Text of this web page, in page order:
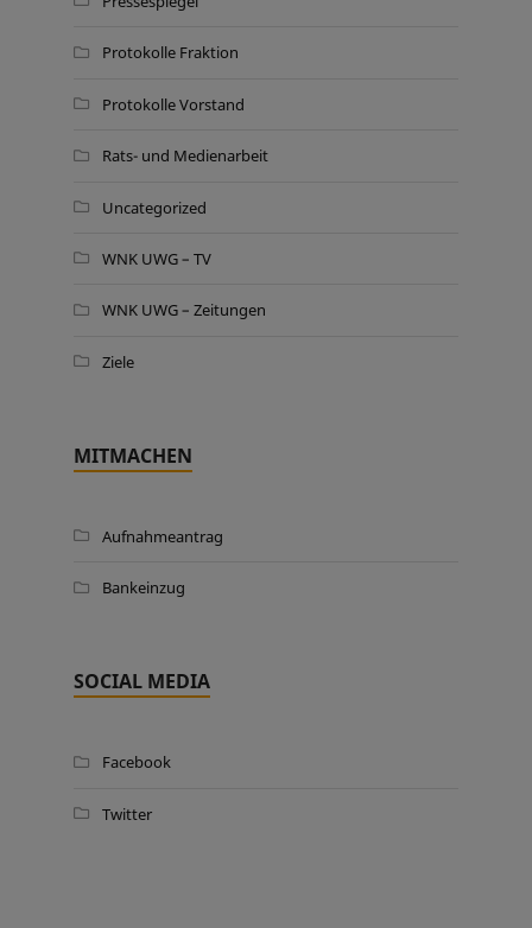
Protokolle Fraktion
Protokolle Vorstand
Rats- und Medienarbeit
Uncategorized
WNK UWG – TV
WNK UWG – Zeitungen
Ziele
MITMACHEN
Aufnahmeantrag
Bankeinzug
SOCIAL MEDIA
Facebook
Twitter